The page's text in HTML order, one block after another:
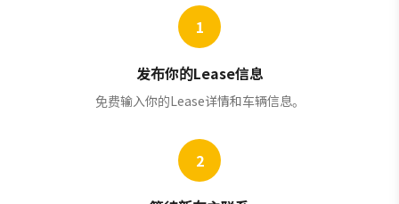
1
发布你的Lease信息
免费输入你的Lease详情和车辆信息。
2